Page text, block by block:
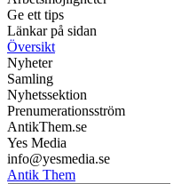
Ge ett tips
Länkar på sidan
Översikt
Nyheter
Samling
Nyhetssektion
Prenumerationsström
AntikThem.se
Yes Media
info@yesmedia.se
Antik Them